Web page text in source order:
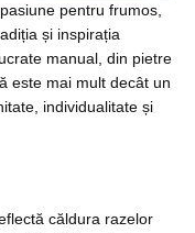
pentru frumos,
și inspirația
manual, din pietre
este mai mult decât un
individualitate și
căldura razelor